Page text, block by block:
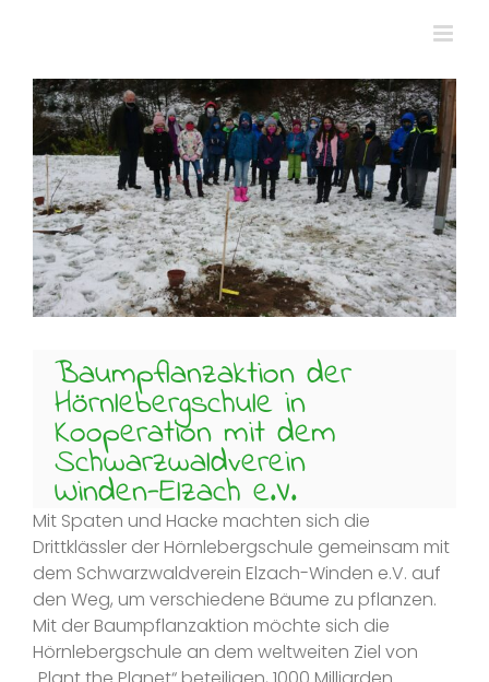
Zeige
grösseres
Bild
Baumpflanzaktion der
Hörnlebergschule in
Kooperation mit dem
Schwarzwaldverein
Winden-Elzach e.V.
Mit Spaten und Hacke machten sich die
Drittklässler der Hörnlebergschule gemeinsam mit
dem Schwarzwaldverein Elzach-Winden e.V. auf
den Weg, um verschiedene Bäume zu pflanzen.
Mit der Baumpflanzaktion möchte sich die
Hörnlebergschule an dem weltweiten Ziel von